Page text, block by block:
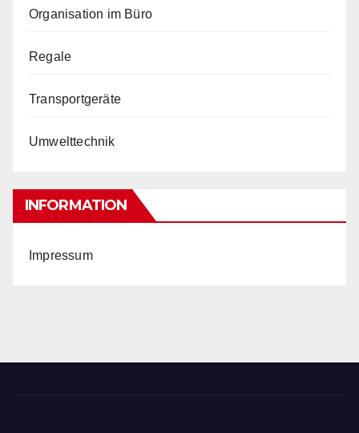
Organisation im Büro
Regale
Transportgeräte
Umwelttechnik
INFORMATION
Impressum